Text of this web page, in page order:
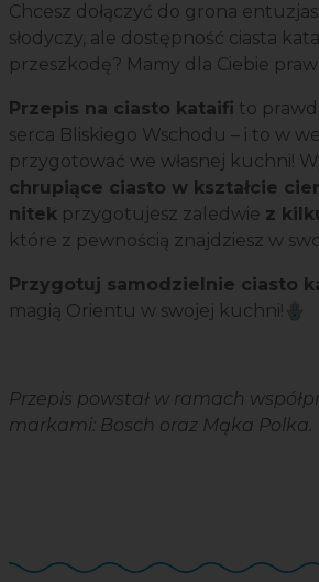
Chcesz dołączyć do grona
słodyczy, ale dostępność ciasta
przeszkodę? Mamy dla Ciebie
Przepis na ciasto kataifi to
serca Bliskiego Wschodu – i to w
przygotować we własnej kuchni!
chrupiące ciasto w kształcie
nitek przygotujesz zaledwie z
które z pewnością znajdziesz w
Przygotuj samodzielnie ciasto
magią Orientu w swojej kuchni!🪬
Przepis powstał w ramach
markami: Bosch oraz Mąka Polka.